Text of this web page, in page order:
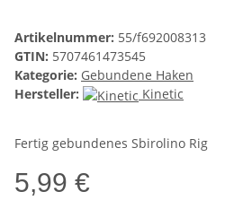
Artikelnummer: 55/f692008313
GTIN: 5707461473545
Kategorie: Gebundene Haken
Hersteller:
Kinetic
Fertig gebundenes Sbirolino Rig
5,99 €